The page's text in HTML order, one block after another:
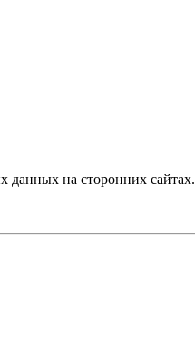
данных на сторонних сайтах.